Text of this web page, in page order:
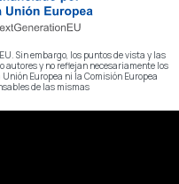
Sin embargo, los puntos de vista y las
autores y no reflejan necesariamente los
Europea ni la Comisión Europea
de las mismas